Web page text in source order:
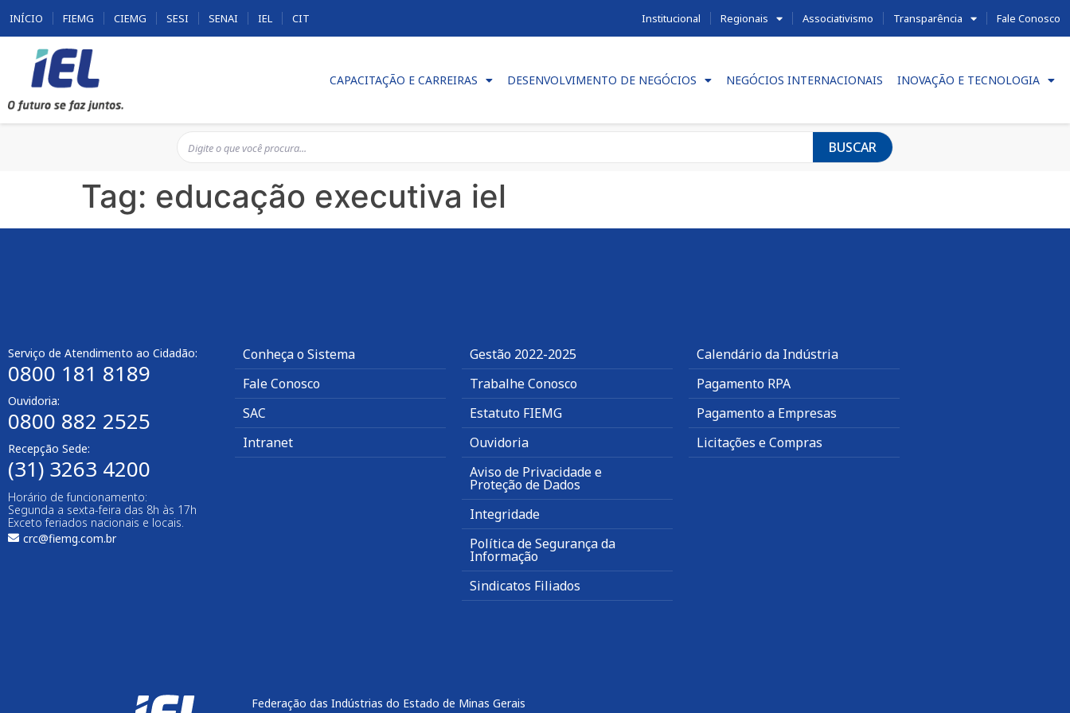
INÍCIO FIEMG CIEMG SESI SENAI IEL CIT Institucional Regionais Associativismo Transparência Fale Conosco
CAPACITAÇÃO E CARREIRAS DESENVOLVIMENTO DE NEGÓCIOS NEGÓCIOS INTERNACIONAIS INOVAÇÃO E TECNOLOGIA
BUSCAR
Tag: educação executiva iel
Serviço de Atendimento ao Cidadão:
0800 181 8189
Ouvidoria:
0800 882 2525
Recepção Sede:
(31) 3263 4200
Horário de funcionamento:
Segunda a sexta-feira das 8h às 17h
Exceto feriados nacionais e locais.
crc@fiemg.com.br
Conheça o Sistema
Fale Conosco
SAC
Intranet
Gestão 2022-2025
Trabalhe Conosco
Estatuto FIEMG
Ouvidoria
Aviso de Privacidade e
Proteção de Dados
Integridade
Política de Segurança da
Informação
Sindicatos Filiados
Calendário da Indústria
Pagamento RPA
Pagamento a Empresas
Licitações e Compras
Federação das Indústrias do Estado de Minas Gerais